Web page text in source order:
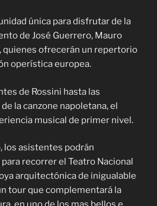
única para disfrutar de la
de José Guerrero, Mauro
quienes ofrecerán un repertorio
operística europea.
de Rossini hasta las
la canzone napoletana, el
musical de primer nivel.
los asistentes podrán
recorrer el Teatro Nacional
arquitectónica de inigualable
tour que complementará la